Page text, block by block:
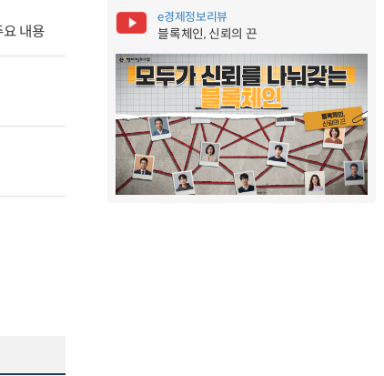
내용
e경제정보리뷰
블록체인, 신뢰의 끈